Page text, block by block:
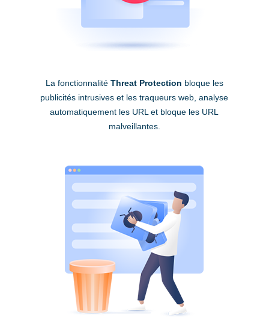
La fonctionnalité Threat Protection bloque les
publicités intrusives et les traqueurs web, analyse
automatiquement les URL et bloque les URL
malveillantes.